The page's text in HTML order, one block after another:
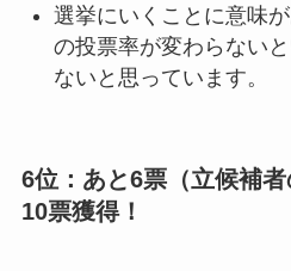
選挙にいくことに意味
の投票率が変わらない
ないと思っています。
6位：あと6票（立候補
10票獲得！